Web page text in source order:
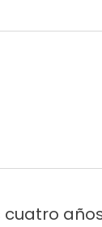
cuatro